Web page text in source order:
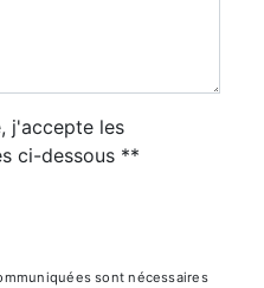
j'accepte les
ci-dessous **
sont nécessaires